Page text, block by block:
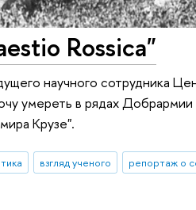
Rossica"
научного сотрудника
умереть в рядах
Крузе".
взгляд ученого
репортаж о